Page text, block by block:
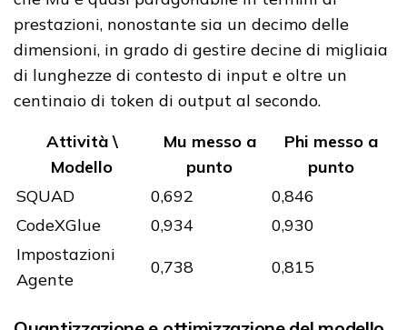
prestazioni, nonostante sia un decimo delle
dimensioni, in grado di gestire decine di migliaia
di lunghezze di contesto di input e oltre un
centinaio di token di output al secondo.
Attività \
Modello
Mu messo a
punto
Phi messo a
punto
SQUAD
0,692
0,846
CodeXGlue
0,934
0,930
Impostazioni
Agente
0,738 0,815